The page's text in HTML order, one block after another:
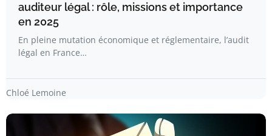
auditeur légal : rôle, missions et importance
en 2025
En pleine mutation économique et réglementaire, l’audit
légal en France…
Chloé Lemoine